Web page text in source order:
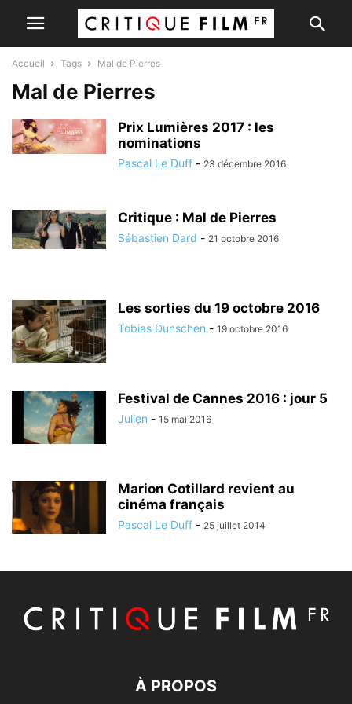
Accueil Tags Mal de Pierres
Mal de Pierres
Prix Lumières 2017 : les
nominations
Pascal Le Duff - 23 décembre 2016
Critique : Mal de Pierres
Sébastien Dard - 21 octobre 2016
Les sorties du 19 octobre 2016
Tobias Dunschen - 19 octobre 2016
Festival de Cannes 2016 : jour 5
Julien - 15 mai 2016
Marion Cotillard revient au
cinéma français
Pascal Le Duff - 25 juillet 2014
À PROPOS